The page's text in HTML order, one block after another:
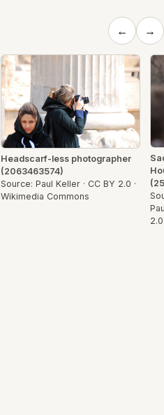
← →
Headscarf-less photographer
(2063463574)
Source: Paul Keller · CC BY 2.0 ·
Wikimedia Commons